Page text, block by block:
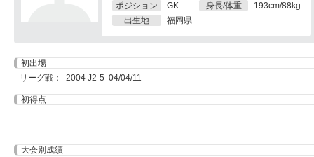
ポジション
GK
出生地
福岡県
身長/体重
193cm/88kg
初出場
リーグ戦： 2004 J2-5 04/04/11
初得点
大会別成績